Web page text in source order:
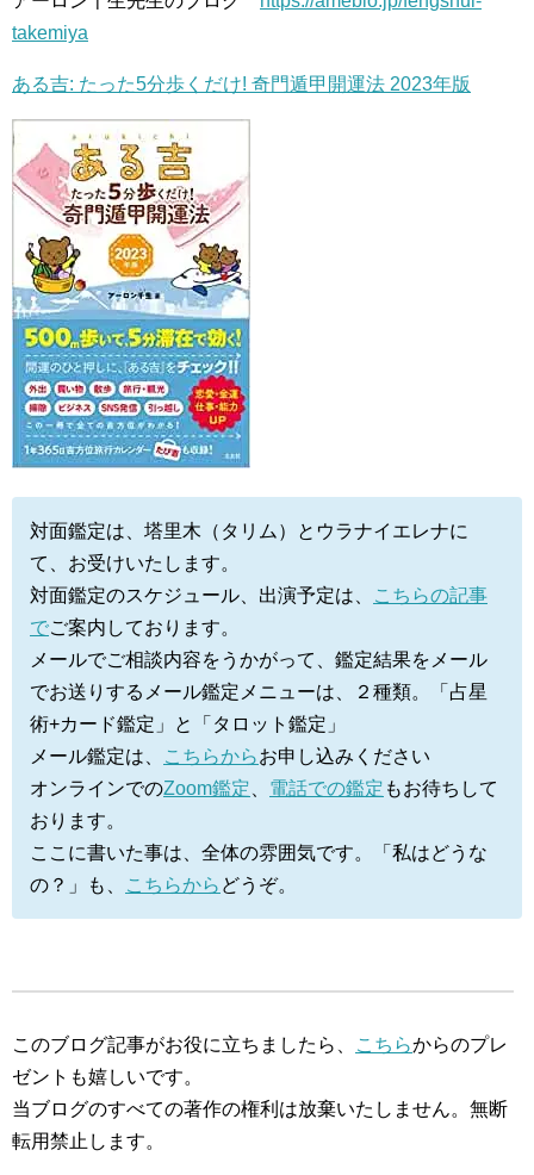
takemiya
ある吉: たった5分歩くだけ! 奇門遁甲開運法 2023年版
対面鑑定は、塔里木（タリム）とウラナイエレナに
て、お受けいたします。
対面鑑定のスケジュール、出演予定は、
こちらの記事
でご案内しております。
メールでご相談内容をうかがって、鑑定結果をメール
でお送りするメール鑑定メニューは、２種類。「占星
術+カード鑑定」と「タロット鑑定」
メール鑑定は、
こちらからお申し込みください
オンラインでのZoom鑑定 電話での鑑定 もお待ちして
おります。
ここに書いた事は、全体の雰囲気です。「私はどうな
の？」も、
こちらから どうぞ。
このブログ記事がお役に立ちましたら、 こちらからのプレ
ゼントも嬉しいです。
当ブログのすべての著作の権利は放棄いたしません。無断
転用禁止します。